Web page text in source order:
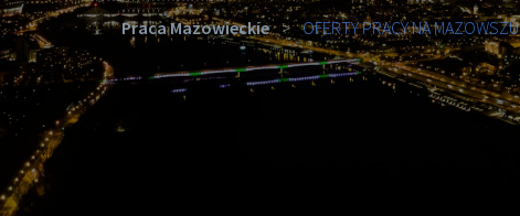
Praca Mazowieckie > OFERTY PRACY NA MAZOWSZU